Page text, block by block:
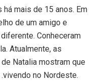
mais de 15 anos. Em
de um amigo e
Conheceram
Atualmente, as
Natalia mostram que
no Nordeste.